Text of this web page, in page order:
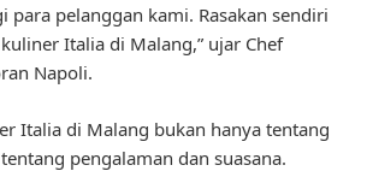
para pelanggan kami. Rasakan sendiri
Italia di Malang,” ujar Chef
Napoli.
Italia di Malang bukan hanya tentang
pengalaman dan suasana.